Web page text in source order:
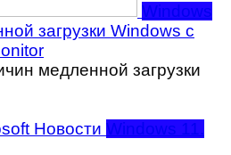
Windows
загрузки Windows с
медленной загрузки
Windows 11.